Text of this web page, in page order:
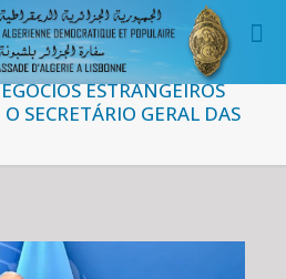
ESTRANGEIROS
SECRETÁRIO GERAL DAS